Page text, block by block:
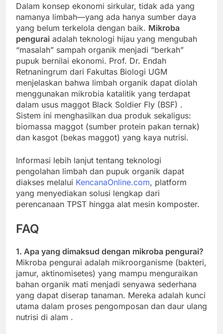
Dalam konsep ekonomi sirkular, tidak ada yang
namanya limbah—yang ada hanya sumber daya
yang belum terkelola dengan baik. Mikroba
pengurai adalah teknologi hijau yang mengubah
“masalah” sampah organik menjadi “berkah”
pupuk bernilai ekonomi. Prof. Dr. Endah
Retnaningrum dari Fakultas Biologi UGM
menjelaskan bahwa limbah organik dapat diolah
menggunakan mikrobia katalitik yang terdapat
dalam usus maggot Black Soldier Fly (BSF) .
Sistem ini menghasilkan dua produk sekaligus:
biomassa maggot (sumber protein pakan ternak)
dan kasgot (bekas maggot) yang kaya nutrisi.
Informasi lebih lanjut tentang teknologi
pengolahan limbah dan pupuk organik dapat
diakses melalui KencanaOnline.com, platform
yang menyediakan solusi lengkap dari
perencanaan TPST hingga alat mesin komposter.
FAQ
1. Apa yang dimaksud dengan mikroba pengurai?
Mikroba pengurai adalah mikroorganisme (bakteri,
jamur, aktinomisetes) yang mampu menguraikan
bahan organik mati menjadi senyawa sederhana
yang dapat diserap tanaman. Mereka adalah kunci
utama dalam proses pengomposan dan daur ulang
nutrisi di alam .